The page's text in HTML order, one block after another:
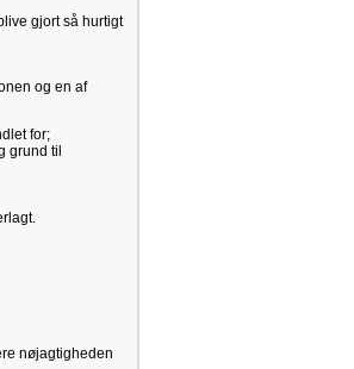
gjort så hurtigt
og en af
for;
grund til
nøjagtigheden